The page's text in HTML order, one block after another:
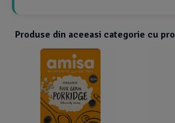
Produse din aceeasi categorie cu